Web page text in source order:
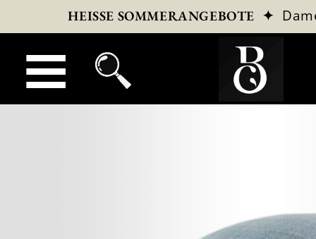
HEISSE SOMMERANGEBOTE ✦